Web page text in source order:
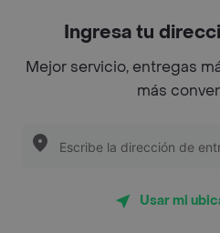
Encuéntranos en estos
App Store Google
Ingresa tu
Mejor servicio, entregas
más
Usar mi